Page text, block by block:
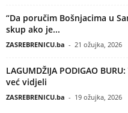
“Da poručim Bošnjacima u
skup ako je...
ZASREBRENICU.ba - 21 ožujka, 2026
LAGUMDŽIJA PODIGAO
već vidjeli
ZASREBRENICU.ba - 19 ožujka, 2026